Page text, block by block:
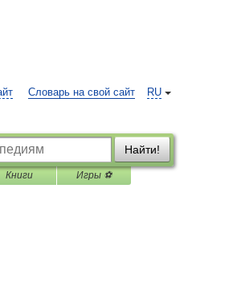
RU
Словарь на свой сайт
Найти!
Книги Игры ⚽